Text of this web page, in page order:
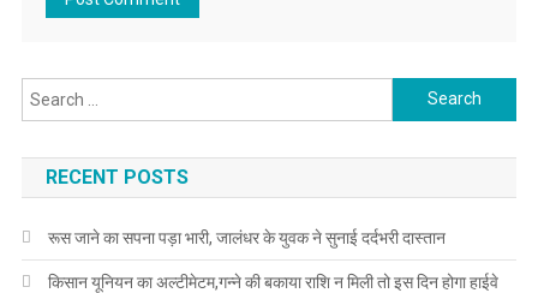
Search for:
RECENT POSTS
रूस जाने का सपना पड़ा भारी, जालंधर के युवक ने सुनाई दर्दभरी दास्तान
किसान यूनियन का अल्टीमेटम,गन्ने की बकाया राशि न मिली तो इस दिन होगा हाईवे